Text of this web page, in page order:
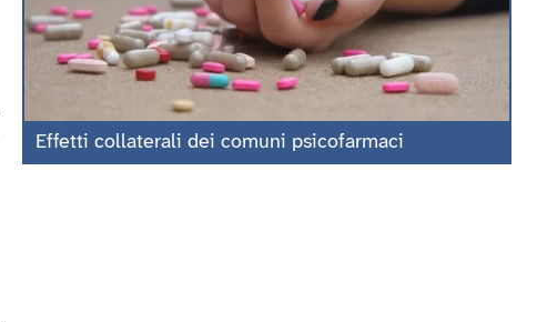
Effetti collaterali dei comuni psicofarmaci